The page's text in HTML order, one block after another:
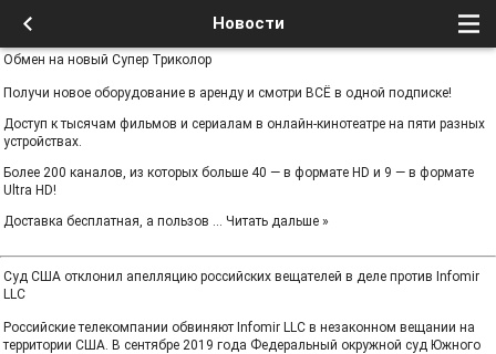
Новости
Обмен на новый Супер Триколор
Получи новое оборудование в аренду и смотри ВСЁ в одной подписке!
Доступ к тысячам фильмов и сериалам в онлайн-кинотеатре на пяти разных
устройствах.
Более 200 каналов, из которых больше 40 — в формате HD и 9 — в формате
Ultra HD!
Доставка бесплатная, а пользов ... Читать дальше »
Суд США отклонил апелляцию российских вещателей в деле против Infomir
LLC
Российские телекомпании обвиняют Infomir LLC в незаконном вещании на
территории США. В сентябре 2019 года Федеральный окружной суд Южного